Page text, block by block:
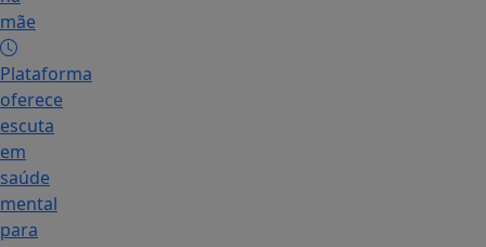
mãe
Plataforma
oferece
escuta
em
saúde
mental
para